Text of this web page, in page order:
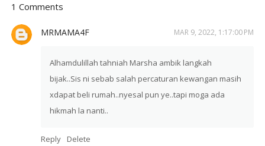
1 Comments
MRMAMA4F MAR 9, 2022, 1:17:00 PM
Alhamdulillah tahniah Marsha ambik langkah
bijak..Sis ni sebab salah percaturan kewangan masih
xdapat beli rumah..nyesal pun ye..tapi moga ada
hikmah la nanti..
Reply Delete